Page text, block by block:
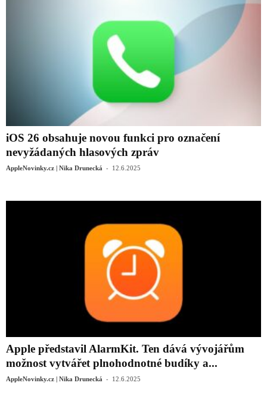
iOS 26 obsahuje novou funkci pro označení
nevyžádaných hlasových zpráv
AppleNovinky.cz | Nika Drunecká - 12.6.2025
Apple představil AlarmKit. Ten dává vývojářům
možnost vytvářet plnohodnotné budíky a...
AppleNovinky.cz | Nika Drunecká - 12.6.2025